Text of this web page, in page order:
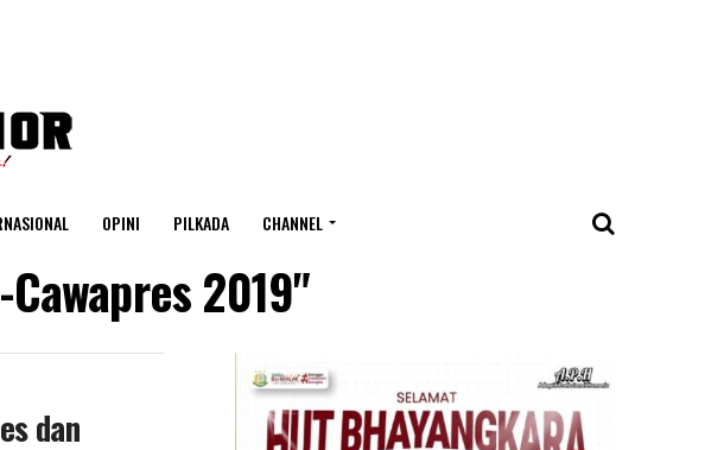
OPINI PILKADA CHANNEL
2019"
dan